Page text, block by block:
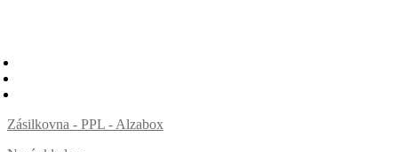
Zásilkovna - PPL - Alzabox